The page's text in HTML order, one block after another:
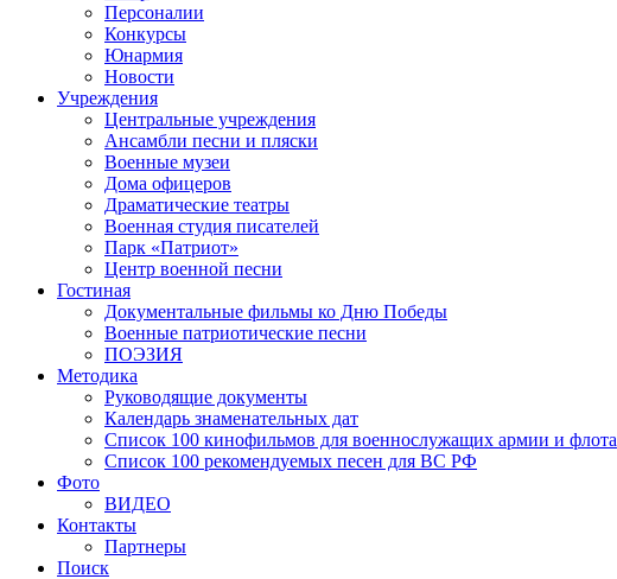
Персоналии
Конкурсы
Юнармия
Новости
Учреждения
Центральные учреждения
Ансамбли песни и пляски
Военные музеи
Дома офицеров
Драматические театры
Военная студия писателей
Парк «Патриот»
Центр военной песни
Гостиная
Документальные фильмы ко Дню Победы
Военные патриотические песни
ПОЭЗИЯ
Методика
Руководящие документы
Календарь знаменательных дат
Список 100 кинофильмов для военнослужащих армии и флота
Список 100 рекомендуемых песен для ВС РФ
Фото
ВИДЕО
Контакты
Партнеры
Поиск